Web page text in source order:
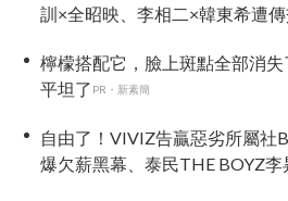
訓×全昭映、李相二×韓東希遭
檸檬搭配它，臉上斑點全部消
平坦了 PR・新素簡
自由了！VIVIZ告贏惡劣所屬社
爆欠薪黑幕、泰民THE BOYZ